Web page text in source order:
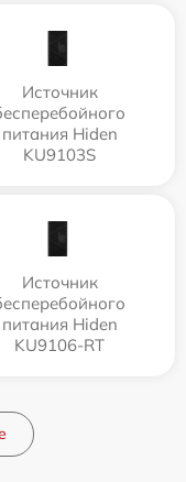
Источник
питания Hiden
KU9103S
Источник
питания Hiden
KU9106-RT